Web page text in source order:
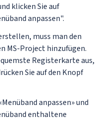
klicken Sie auf
anpassen".
muss man den
MS-Project hinzufügen.
Registerkarte aus,
Sie auf den Knopf
anpassen» und
enthaltene